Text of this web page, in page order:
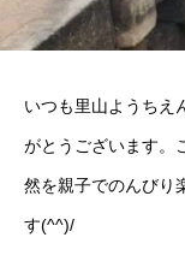
いつも里山ようちえ
がとうございます。
然を親子でのんびり
す(^^)/